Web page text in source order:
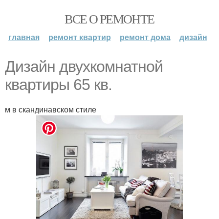
ВСЕ О РЕМОНТЕ
главная ремонт квартир ремонт дома дизайн
Дизайн двухкомнатной
квартиры 65 кв.
м в скандинавском стиле